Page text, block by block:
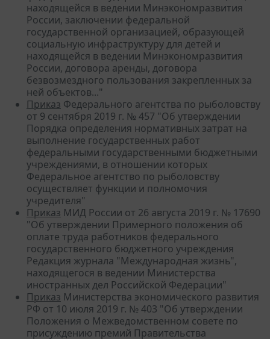
находящейся в ведении Минэкономразвития
России, заключении федеральной
государственной организацией, образующей
социальную инфраструктуру для детей и
находящейся в ведении Минэкономразвития
России, договора аренды, договора
безвозмездного пользования закрепленных за
ней объектов..."
Приказ Федерального агентства по рыболовству
от 9 сентября 2019 г. № 457 "Об утверждении
Порядка определения нормативных затрат на
выполнение государственных работ
федеральными государственными бюджетными
учреждениями, в отношении которых
Федеральное агентство по рыболовству
осуществляет функции и полномочия
учредителя"
Приказ МИД России от 26 августа 2019 г. № 17690
"Об утверждении Примерного положения об
оплате труда работников федерального
государственного бюджетного учреждения
Редакция журнала "Международная жизнь",
находящегося в ведении Министерства
иностранных дел Российской Федерации"
Приказ Министерства экономического развития
РФ от 10 июля 2019 г. № 403 "Об утверждении
Положения о Межведомственном совете по
присуждению премий Правительства